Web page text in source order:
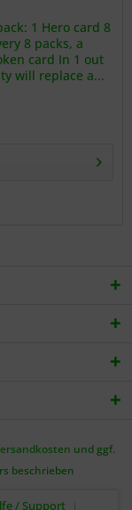
1 Hero card 8
8 packs, a
card In 1 out
will replace a...
und ggf.
beschrieben
/ Support